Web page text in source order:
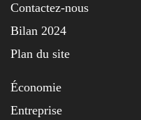
Contactez-nous
Bilan 2024
Plan du site
Économie
Entreprise